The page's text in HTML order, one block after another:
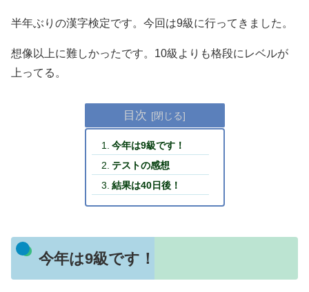
半年ぶりの漢字検定です。今回は9級に行ってきました。
想像以上に難しかったです。10級よりも格段にレベルが
上ってる。
目次
今年は9級です！
テストの感想
結果は40日後！
今年は9級です！